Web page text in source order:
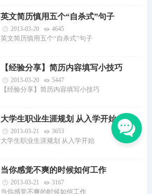
英文简历慎用五个“自杀式”句子
2013-03-20 4645
英文简历慎用五个“自杀式”句子
【经验分享】简历内容填写小技巧
2013-03-20 5447
【经验分享】简历内容填写小技巧
大学生职业生涯规划 从入学开始
2013-03-21 3653
大学生职业生涯规划 从入学开始
当你感觉不爽的时候如何工作
2013-03-21 3167
当你感觉不爽的时候如何工作